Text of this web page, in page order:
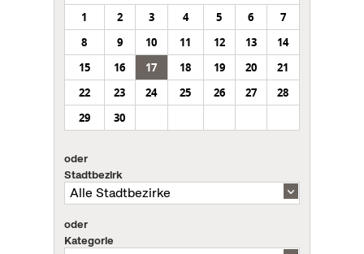
1
2 3 4 5 6
7
8
9 10 11 12 13
14
15
16 17 18 19 20
21
22
23 24 25 26 27
28
29
30
oder
Stadtbezirk
oder
Kategorie